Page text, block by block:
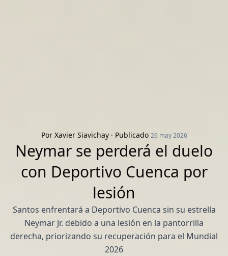
Por Xavier Siavichay· Publicado 26 may 2026
Neymar se perderá el duelo
con Deportivo Cuenca por
lesión
Santos enfrentará a Deportivo Cuenca sin su estrella
Neymar Jr. debido a una lesión en la pantorrilla
derecha, priorizando su recuperación para el Mundial
2026